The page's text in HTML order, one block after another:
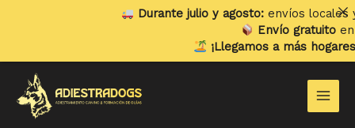
Durante julio y agosto:envíos locales y
Envío gratuitoen
¡Llegamos a más hogares!